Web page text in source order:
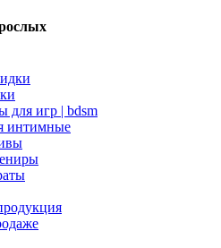
для игр | bdsm
интимные